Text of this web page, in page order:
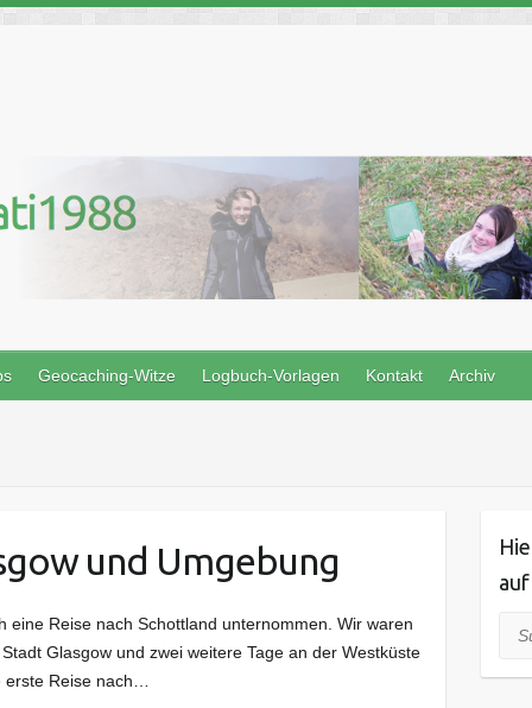
Geocaching-Witze Logbuch-Vorlagen Kontakt Archiv
und Umgebung
Reise nach Schottland unternommen. Wir waren
Glasgow und zwei weitere Tage an der Westküste
erste Reise nach…